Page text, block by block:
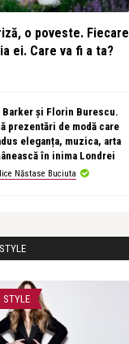
o poveste. Fiecare
ei. Care va fi a ta?
Barker și Florin Burescu.
prezentări de modă care
eleganța, muzica, arta
în inima Londrei
Năstase Buciuta
STYLE